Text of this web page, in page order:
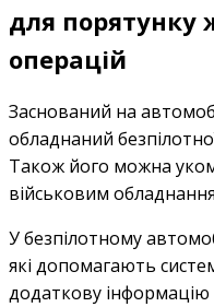
для порятунку
операцій
Заснований на
обладнаний
Також його можна
військовим
У безпілотному
які допомагають
додаткову